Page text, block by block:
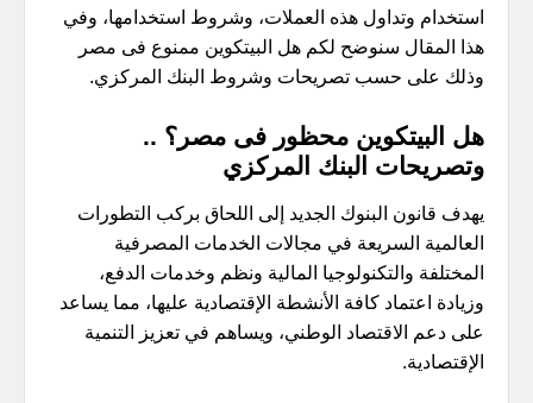
استخدام وتداول هذه العملات، وشروط استخدامها، وفي
هذا المقال سنوضح لكم هل البيتكوين ممنوع فى مصر
وذلك على حسب تصريحات وشروط البنك المركزي.
هل البيتكوين محظور فى مصر؟ ..
وتصريحات البنك المركزي
يهدف قانون البنوك الجديد إلى اللحاق بركب التطورات
العالمية السريعة في مجالات الخدمات المصرفية
المختلفة والتكنولوجيا المالية ونظم وخدمات الدفع،
وزيادة اعتماد كافة الأنشطة الإقتصادية عليها، مما يساعد
على دعم الاقتصاد الوطني، ويساهم في تعزيز التنمية
الإقتصادية.